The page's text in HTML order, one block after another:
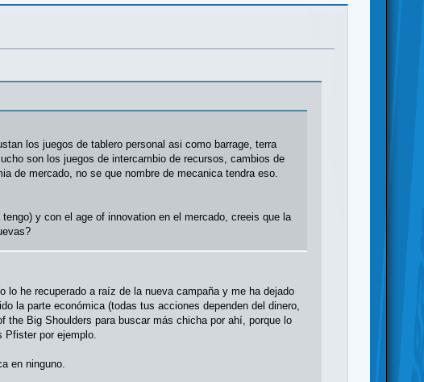
los juegos de tablero personal asi como barrage, terra
son los juegos de intercambio de recursos, cambios de
de mercado, no se que nombre de mecanica tendra eso.
y con el age of innovation en el mercado, creeis que la
he recuperado a raíz de la nueva campaña y me ha dejado
la parte económica (todas tus acciones dependen del dinero,
the Big Shoulders para buscar más chicha por ahí, porque lo
Pfister por ejemplo.
en ninguno.